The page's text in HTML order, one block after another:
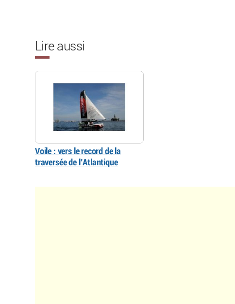
Lire aussi
Voile : vers le record de la
traversée de l’Atlantique